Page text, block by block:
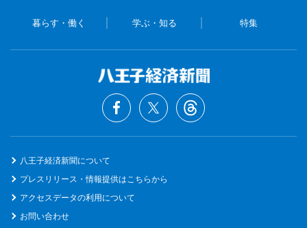
暮らす・働く 学ぶ・知る 特集
八王子経済新聞について
プレスリリース・情報提供はこちらから
アクセスデータの利用について
お問い合わせ